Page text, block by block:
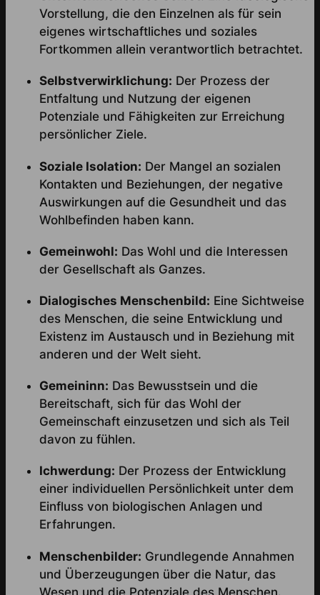
Vorstellung, die den Einzelnen als für sein
eigenes wirtschaftliches und soziales
Fortkommen allein verantwortlich betrachtet.
Selbstverwirklichung: Der Prozess der
Entfaltung und Nutzung der eigenen
Potenziale und Fähigkeiten zur Erreichung
persönlicher Ziele.
Soziale Isolation: Der Mangel an sozialen
Kontakten und Beziehungen, der negative
Auswirkungen auf die Gesundheit und das
Wohlbefinden haben kann.
Gemeinwohl: Das Wohl und die Interessen
der Gesellschaft als Ganzes.
Dialogisches Menschenbild: Eine Sichtweise
des Menschen, die seine Entwicklung und
Existenz im Austausch und in Beziehung mit
anderen und der Welt sieht.
Gemeininn: Das Bewusstsein und die
Bereitschaft, sich für das Wohl der
Gemeinschaft einzusetzen und sich als Teil
davon zu fühlen.
Ichwerdung: Der Prozess der Entwicklung
einer individuellen Persönlichkeit unter dem
Einfluss von biologischen Anlagen und
Erfahrungen.
Menschenbilder: Grundlegende Annahmen
und Überzeugungen über die Natur, das
Wesen und die Potenziale des Menschen.